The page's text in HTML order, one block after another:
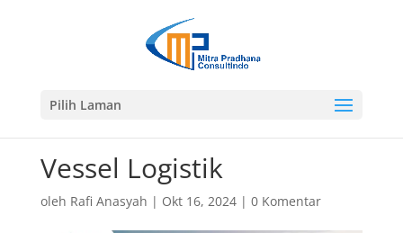
Pilih Laman
Vessel Logistik
oleh Rafi Anasyah | Okt 16, 2024| 0 Komentar